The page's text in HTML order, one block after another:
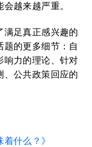
越来越严重。
满足真正感兴趣的
题的更多细节：自
响力的理论、针对
、公共政策回应的
什么？》